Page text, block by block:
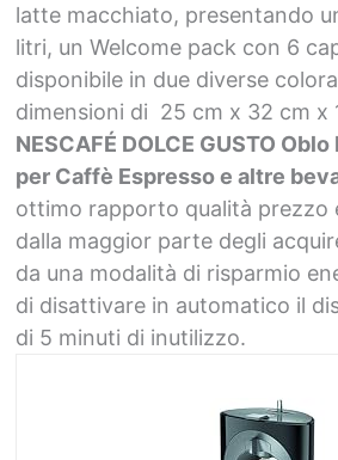
latte macchiato, presentando
litri, un Welcome pack con 6
disponibile in due diverse
dimensioni di 25 cm x 32 cm x
NESCAFÉ DOLCE GUSTO
per Caffè Espresso e altre
ottimo rapporto qualità prezzo
dalla maggior parte degli
da una modalità di risparmio
di disattivare in automatico il
di 5 minuti di inutilizzo.